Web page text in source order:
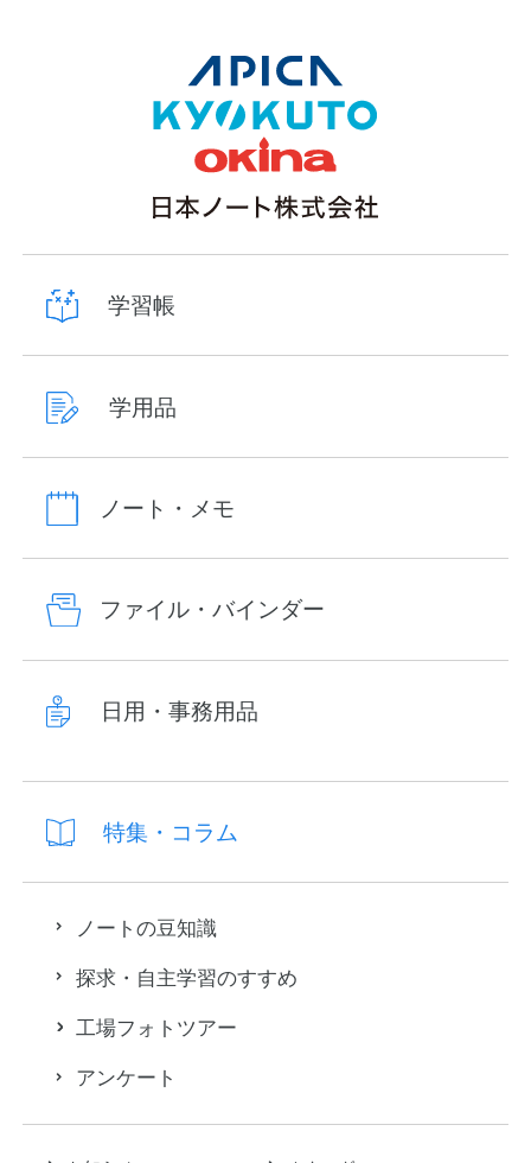
学習帳
学用品
ノート・メモ
ファイル・バインダー
日用・事務用品
特集・コラム
ノートの豆知識
探求・自主学習のすすめ
工場フォトツアー
アンケート